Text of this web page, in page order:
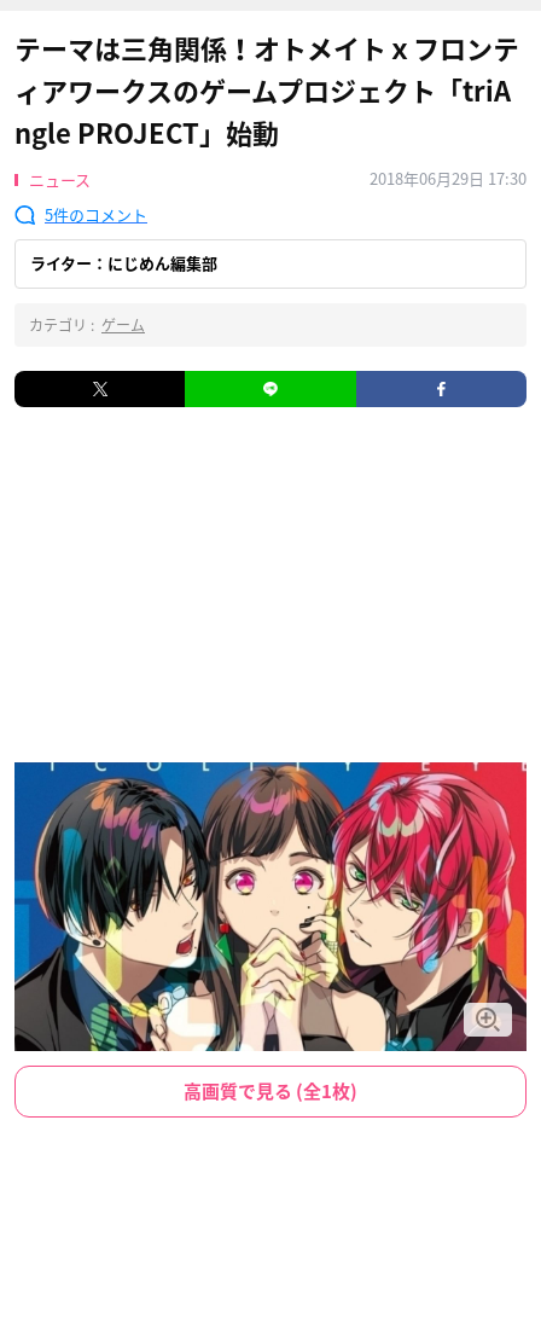
テーマは三角関係！オトメイトｘフロンテ
ィアワークスのゲームプロジェクト「triA
ngle PROJECT」始動
ニュース
2018年06月29日 17:30
5
ライター：にじめん編集部
カテゴリ : ゲーム
高画質で見る (全1枚)